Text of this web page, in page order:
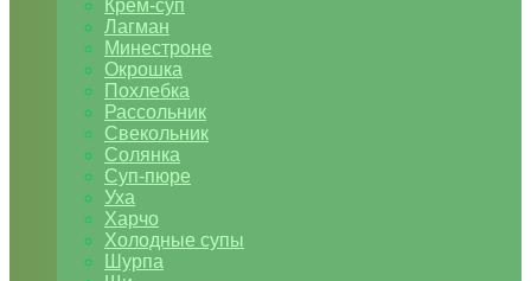
Крем-суп
Лагман
Минестроне
Окрошка
Похлебка
Рассольник
Свекольник
Солянка
Суп-пюре
Уха
Харчо
Холодные супы
Шурпа